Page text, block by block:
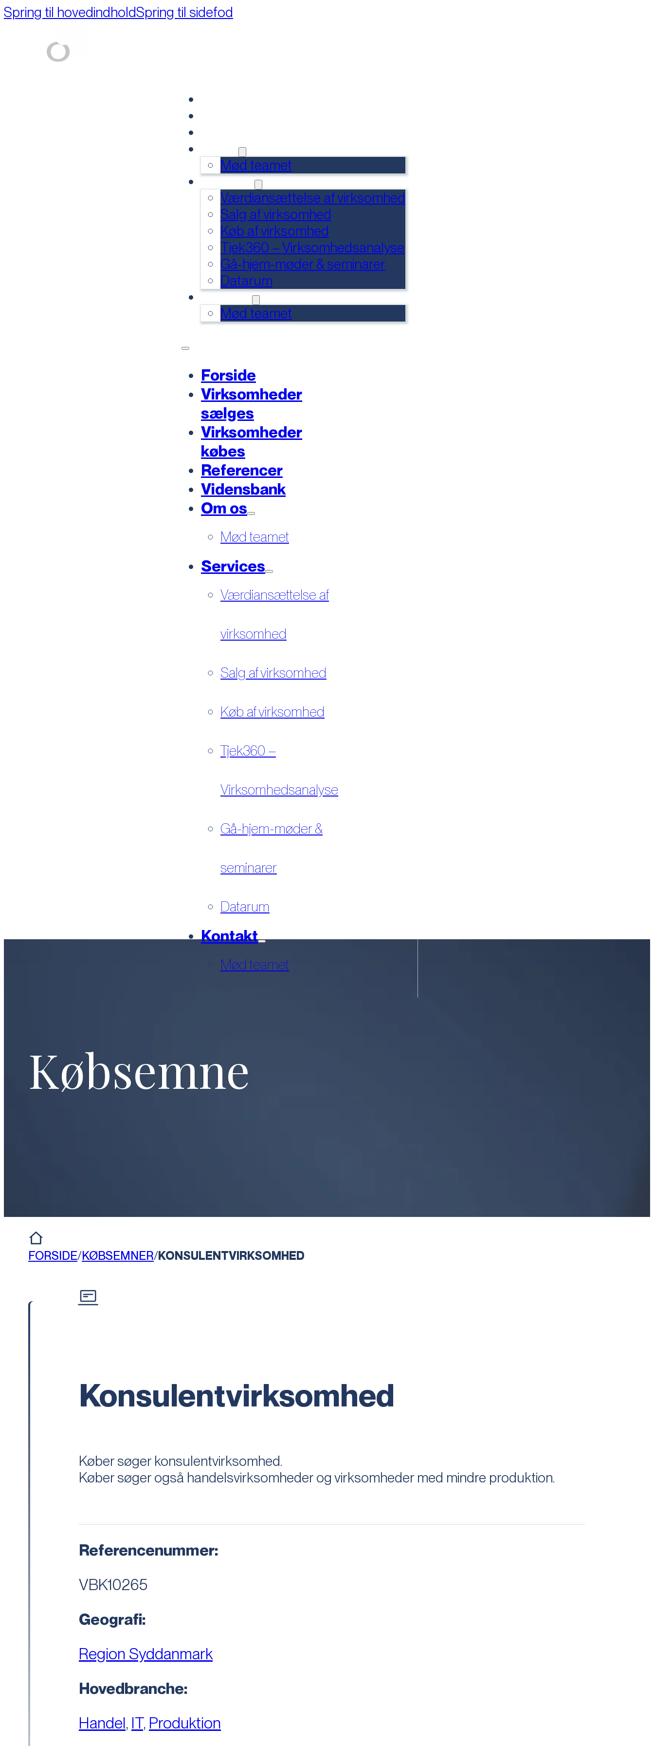
Spring til hovedindholdSpring til sidefod
Mød teamet
Værdiansættelse af virksomhed
Salg af virksomhed
Køb af virksomhed
Tjek360 – Virksomhedsanalyse
Gå-hjem-møder & seminarer
Datarum
Mød teamet
Forside
Virksomheder
sælges
Virksomheder
købes
Referencer
Vidensbank
Om os
Mød teamet
Services
Værdiansættelse af
virksomhed
Salg af virksomhed
Køb af virksomhed
Tjek360 –
Virksomhedsanalyse
Gå-hjem-møder &
seminarer
Datarum
Kontakt
Mød teamet
Købsemne
FORSIDE/KØBSEMNER/KONSULENTVIRKSOMHED
Konsulentvirksomhed
Køber søger konsulentvirksomhed.
Køber søger også handelsvirksomheder og virksomheder med mindre produktion.
Referencenummer:
VBK10265
Geografi:
Region Syddanmark
Hovedbranche:
Handel, IT, Produktion